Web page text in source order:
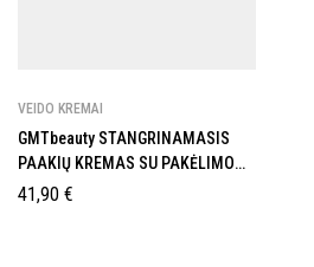
VEIDO KREMAI
GMTbeauty STANGRINAMASIS
PAAKIŲ KREMAS SU PAKĖLIMO
EFEKTU
41,90 €